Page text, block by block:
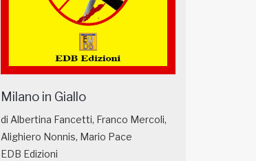
Milano in Giallo
di Albertina Fancetti, Franco Mercoli,
Alighiero Nonnis, Mario Pace
EDB Edizioni